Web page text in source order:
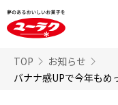
TOP
お知らせ